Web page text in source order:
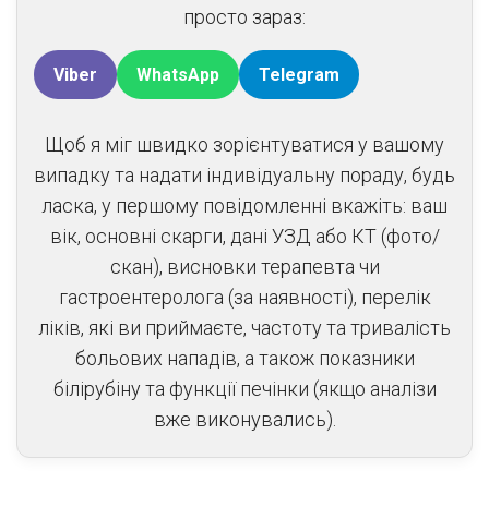
просто зараз:
Viber WhatsApp Telegram
Щоб я міг швидко зорієнтуватися у вашому
випадку та надати індивідуальну пораду, будь
ласка, у першому повідомленні вкажіть: ваш
вік, основні скарги, дані УЗД або КТ (фото/
скан), висновки терапевта чи
гастроентеролога (за наявності), перелік
ліків, які ви приймаєте, частоту та тривалість
больових нападів, а також показники
білірубіну та функції печінки (якщо аналізи
вже виконувались).